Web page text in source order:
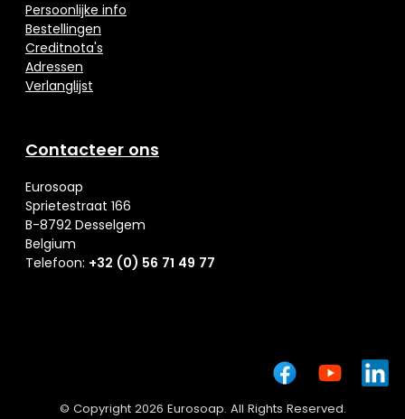
Persoonlijke info
Bestellingen
Creditnota's
Adressen
Verlanglijst
Contacteer ons
Eurosoap
Sprietestraat 166
B-8792 Desselgem
Belgium
Telefoon: +32 (0) 56 71 49 77
© Copyright 2026 Eurosoap. All Rights Reserved.